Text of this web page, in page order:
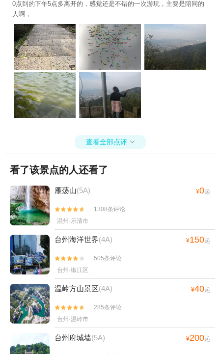
0点到的下午5点多离开的，感觉还是不错的一次游玩，主要是陪同的
人啊，
查看全部点评 
看了该景点的人还看了
雁荡山(5A) ¥0起


1308条评论
温州·乐清市
台州海洋世界(4A) ¥150起


505条评论
台州·椒江区
温岭方山景区(4A) ¥40起


285条评论
台州·温岭市
台州府城墙(5A) ¥200起